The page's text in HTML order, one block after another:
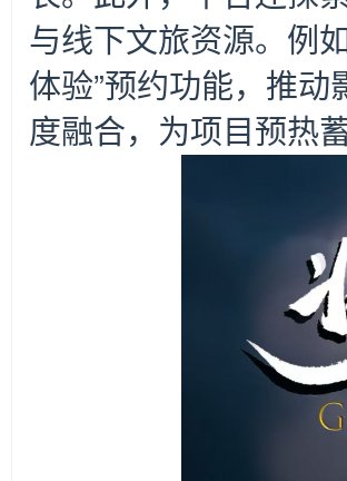
与线下文旅资源。例
体验”预约功能，推
度融合，为项目预热